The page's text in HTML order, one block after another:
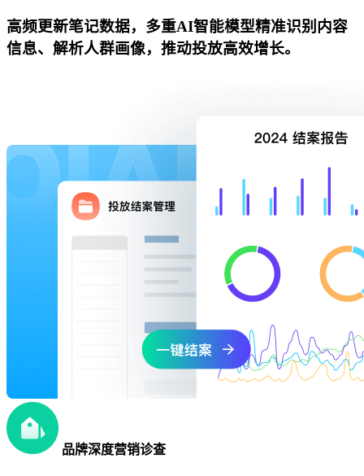
高频更新笔记数据，多重AI智能模型精准识别内容
信息、解析人群画像，推动投放高效增长。
品牌深度营销诊查